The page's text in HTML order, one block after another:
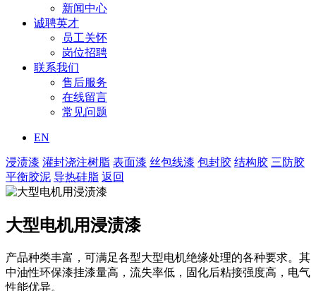
新闻中心
诚聘英才
员工关怀
岗位招聘
联系我们
售后服务
在线留言
常见问题
EN
浸渍漆 灌封浇注树脂 表面漆 丝包线漆 包封胶 结构胶 三防胶
平衡胶泥 导热硅脂 返回
大型电机用浸渍漆
产品种类丰富，可满足各型大型电机绝缘处理的各种要求。其
中油性环保漆挂漆量高，流失率低，固化后粘接强度高，电气
性能优异。